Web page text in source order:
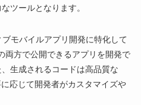
ツールとなります。
モバイルアプリ開発に特化して
両方で公開できるアプリを開発で
生成されるコードは高品質な
応じて開発者がカスタマイズや